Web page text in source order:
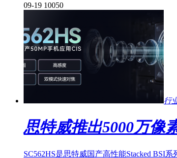
09-19 10050
行
思特威推出5000万像
SC562HS是思特威国产高性能Stacked BSI